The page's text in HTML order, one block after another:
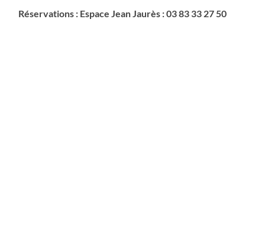
Réservations : Espace Jean Jaurès : 03 83 33 27 50